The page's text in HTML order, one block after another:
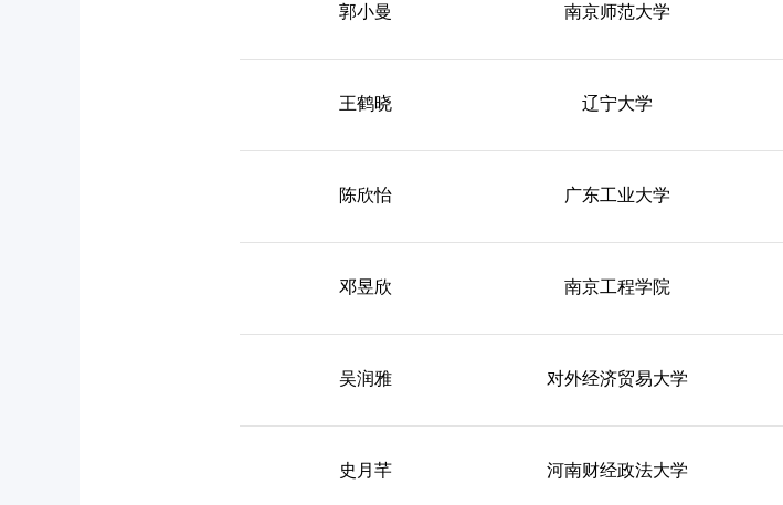
郭小曼 南京师范大学
王鹤晓 辽宁大学
陈欣怡 广东工业大学
邓昱欣 南京工程学院
吴润雅 对外经济贸易大学
史月芊 河南财经政法大学